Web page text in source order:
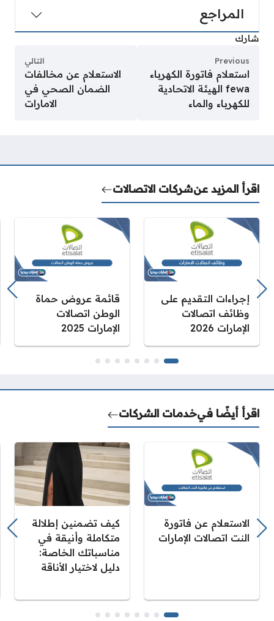
المراجع
شارك
Previous
استعلام فاتورة الكهرباء
fewa الهيئة الاتحادية
للكهرباء والماء
التالي
الاستعلام عن مخالفات
الضمان الصحي في
الامارات
اقرأ المزيد عنشركات الاتصالات
إجراءات التقديم على
وظائف اتصالات
الإمارات 2026
قائمة عروض حماة
الوطن اتصالات
الإمارات 2025
اقرأ أيضًا فيخدمات الشركات
الاستعلام عن فاتورة
النت اتصالات الإمارات
كيف تضمنين إطلالة
متكاملة وأنيقة في
مناسباتك الخاصة:
دليل لاختيار الأناقة